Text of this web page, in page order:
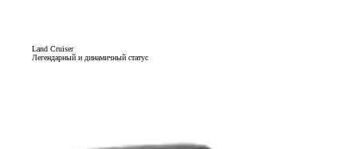
Land Cruiser
Легендарный и динамичный статус